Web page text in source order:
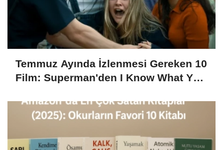
Temmuz Ayında İzlenmesi Gereken 10
Film: Superman'den I Know What You